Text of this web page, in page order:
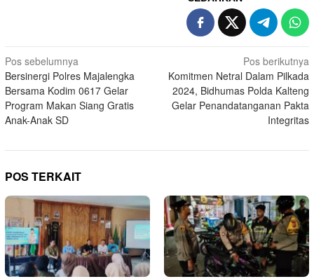
Navigasi
pos
Pos sebelumnya
Bersinergi Polres Majalengka
Bersama Kodim 0617 Gelar
Program Makan Siang Gratis
Anak-Anak SD
Pos berikutnya
Komitmen Netral Dalam Pilkada
2024, Bidhumas Polda Kalteng
Gelar Penandatanganan Pakta
Integritas
POS TERKAIT